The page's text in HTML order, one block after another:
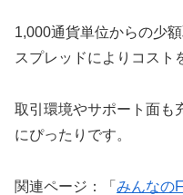
1,000通貨単位からの少
スプレッドによりコスト
取引環境やサポート面も
にぴったりです。
関連ページ：「 みんなの